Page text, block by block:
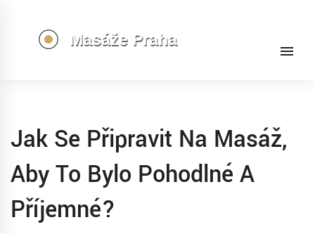
Jak Se Připravit Na Masáž,
Aby To Bylo Pohodlné A
Příjemné?